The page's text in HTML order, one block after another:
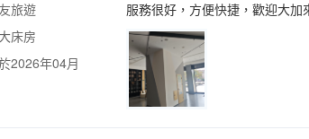
旅遊
床房
2026年04月
服務很好，方便快捷，歡迎大